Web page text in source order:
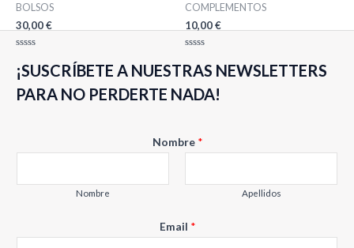
BOLSOS
30,00€
con
0
5
COMPLEMENTOS
10,00€
con
0
5
¡SUSCRÍBETE A NUESTRAS NEWSLETTERS
PARA NO PERDERTE NADA!
Nombre *
Nombre Apellidos
m
Email *